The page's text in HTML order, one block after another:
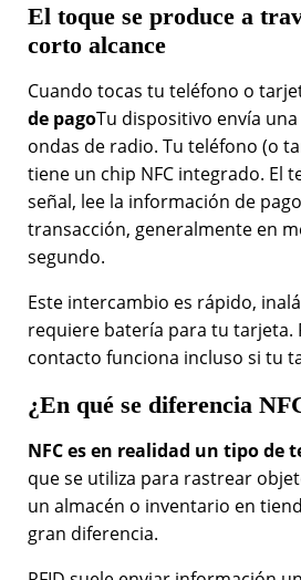
El toque se produce a
corto alcance
Cuando tocas tu teléfono o
de pagoTu dispositivo envía
ondas de radio. Tu teléfono (o
tiene un chip NFC integrado. El
señal, lee la información de
transacción, generalmente en
segundo.
Este intercambio es rápido,
requiere batería para tu tarjeta.
contacto funciona incluso si tu
¿En qué se diferencia
NFC es en realidad un tipo de
que se utiliza para rastrear
un almacén o inventario en
gran diferencia.